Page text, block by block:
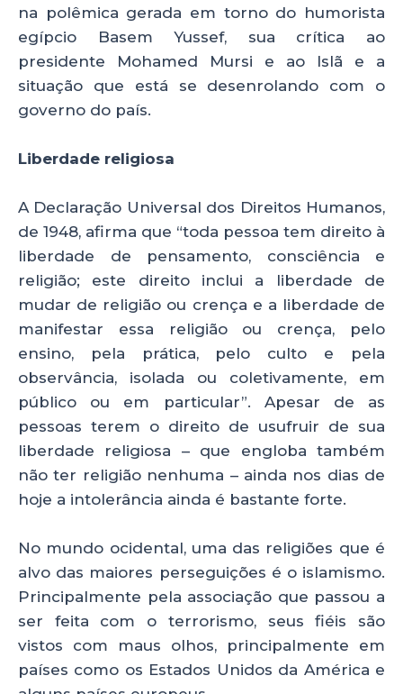
na polêmica gerada em torno do humorista
egípcio Basem Yussef, sua crítica ao
presidente Mohamed Mursi e ao Islã e a
situação que está se desenrolando com o
governo do país.
Liberdade religiosa
A Declaração Universal dos Direitos Humanos,
de 1948, afirma que “toda pessoa tem direito à
liberdade de pensamento, consciência e
religião; este direito inclui a liberdade de
mudar de religião ou crença e a liberdade de
manifestar essa religião ou crença, pelo
ensino, pela prática, pelo culto e pela
observância, isolada ou coletivamente, em
público ou em particular”. Apesar de as
pessoas terem o direito de usufruir de sua
liberdade religiosa – que engloba também
não ter religião nenhuma – ainda nos dias de
hoje a intolerância ainda é bastante forte.
No mundo ocidental, uma das religiões que é
alvo das maiores perseguições é o islamismo.
Principalmente pela associação que passou a
ser feita com o terrorismo, seus fiéis são
vistos com maus olhos, principalmente em
países como os Estados Unidos da América e